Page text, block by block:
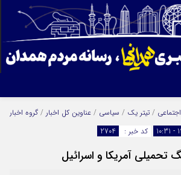
تلگرام
آپارات
اجتماعی / تیتر یک / سیاسی / عناوین کل اخبار / گروه اخبار
کد خبر : 2704